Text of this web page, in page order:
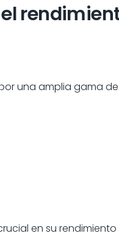
una amplia gama
en su